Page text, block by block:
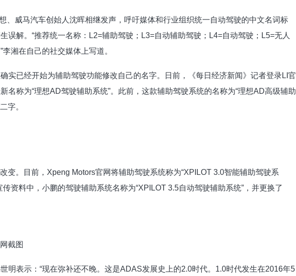
、威马汽车创始人沈晖相继发声，呼吁媒体和行业组织统一自动驾驶的中文名词标
误解。“推荐统一名称：L2=辅助驾驶；L3=自动辅助驾驶；L4=自动驾驶；L5=无人
湘在自己的社交媒体上写道。
实已经开始为辅助驾驶功能修改自己的名字。日前，《每日经济新闻》记者登录LI官
名称为“理想AD驾驶辅助系统”。此前，这款辅助驾驶系统的名称为“理想AD高级辅助
字。
变。目前，Xpeng Motors官网将辅助驾驶系统称为“XPILOT 3.0智能辅助驾驶系
资料中，小鹏的驾驶辅助系统名称为“XPILOT 3.5自动驾驶辅助系统”，并更换了
截图
明表示：“现在弥补还不晚。这是ADAS发展史上的2.0时代。1.0时代发生在2016年5